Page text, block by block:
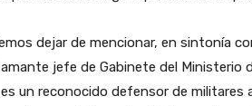
dejar de mencionar, en sintonía
jefe de Gabinete del Ministerio
un reconocido defensor de militares